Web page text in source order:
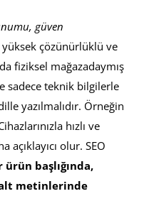
güven
yüksek çözünürlüklü ve
fiziksel mağazadaymış
sadece teknik bilgilerle
yazılmalıdır. Örneğin
hızlı ve
açıklayıcı olur. SEO
başlığında,
metinlerinde